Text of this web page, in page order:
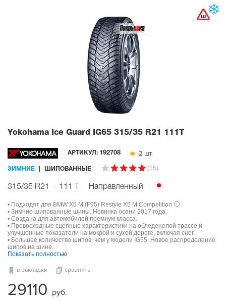
Yokohama Ice Guard IG65 315/35 R21 111T
АРТИКУЛ: 192708 2 шт.
ЗИМНИЕ ШИПОВАННЫЕ (15)
315/35 R21 111 Направленный
• Подходят для BMW X5 M (F95) Restyle X5 M Competition
• Зимние шипованные шины. Новинка осени 2017 года.
• Создана для автомобилей премиум класса.
• Превосходные сцепные характеристики на обледенелой трассе и
улучшенные показатели на мокрой и сухой дороге, включая снег.
• Большее количество шипов, чем у модели IG55. Новое распределение
шипов на шине.
Показать полностью
в закладки сравнить
29110 руб.